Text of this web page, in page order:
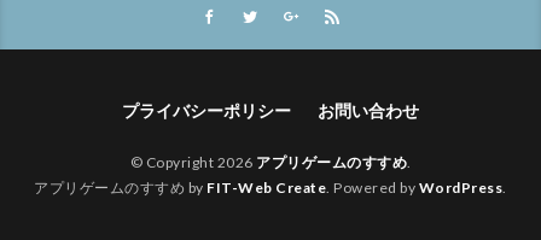
プライバシーポリシー お問い合わせ
© Copyright 2026 アプリゲームのすすめ.
アプリゲームのすすめ by FIT-Web Create. Powered by WordPress.